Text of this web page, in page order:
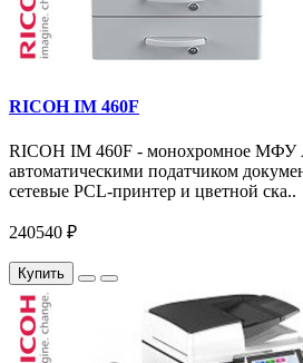
RICOH IM 460F
RICOH IM 460F - монохромное МФУ
автоматическими податчиком
сетевые PCL-принтер и цветной ска..
240540 ₽
Купить